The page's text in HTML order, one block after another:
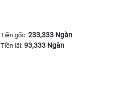
Tiền gốc: 233,333 Ngàn
Tiền lãi: 93,333 Ngàn